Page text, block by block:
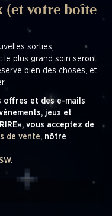
(et votre boîte
sorties,
le plus grand soin seront
bien des choses, et
offres et des e-mails
jeux et
vous acceptez de
de vente, nôtre